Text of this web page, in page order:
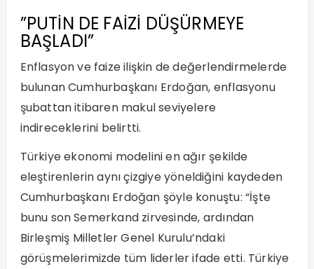
”PUTİN DE FAİZİ DÜŞÜRMEYE
BAŞLADI”
Enflasyon ve faize ilişkin de değerlendirmelerde
bulunan Cumhurbaşkanı Erdoğan, enflasyonu
şubattan itibaren makul seviyelere
indireceklerini belirtti.
Türkiye ekonomi modelini en ağır şekilde
eleştirenlerin aynı çizgiye yöneldiğini kaydeden
Cumhurbaşkanı Erdoğan şöyle konuştu: “İşte
bunu son Semerkand zirvesinde, ardından
Birleşmiş Milletler Genel Kurulu’ndaki
görüşmelerimizde tüm liderler ifade etti. Türkiye